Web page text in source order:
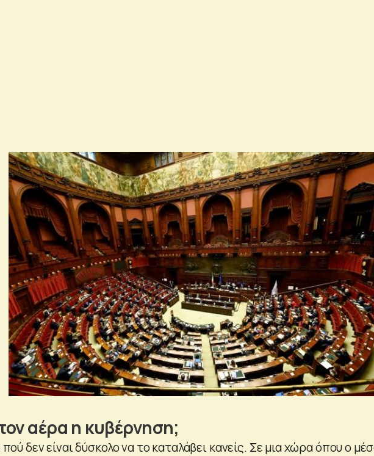
αέρα η κυβέρνηση;
πού δεν είναι δύσκολο να το καταλάβει κανείς. Σε μια χώρα όπου ο